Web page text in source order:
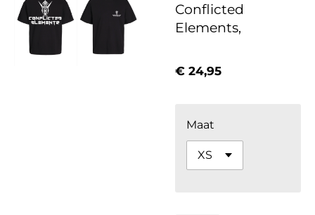
Conflicted
Elements,
€ 24,95
Maat